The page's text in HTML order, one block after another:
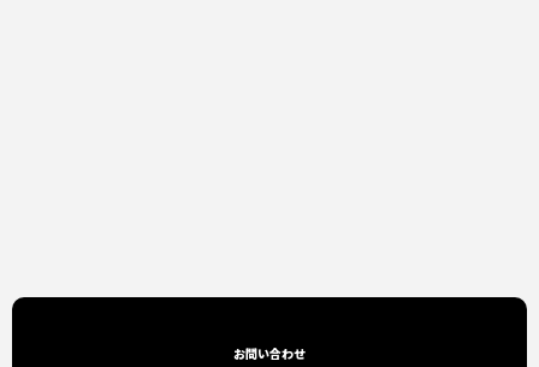
お問い合わせ